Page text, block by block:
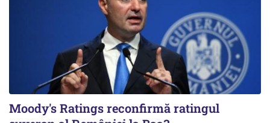
Moody's Ratings reconfirmă ratingul